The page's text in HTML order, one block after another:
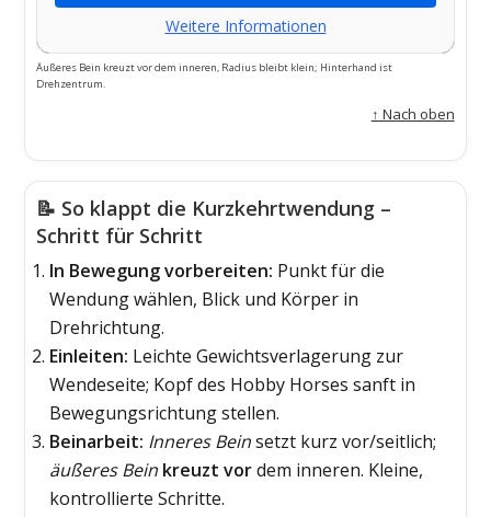
Weitere Informationen
Äußeres Bein kreuzt vor dem inneren, Radius bleibt klein; Hinterhand ist
Drehzentrum.
↑ Nach oben
📝 So klappt die Kurzkehrtwendung –
Schritt für Schritt
In Bewegung vorbereiten: Punkt für die
Wendung wählen, Blick und Körper in
Drehrichtung.
Einleiten: Leichte Gewichtsverlagerung zur
Wendeseite; Kopf des Hobby Horses sanft in
Bewegungsrichtung stellen.
Beinarbeit: Inneres Beinsetzt kurz vor/seitlich;
äußeres Bein kreuzt vordem inneren. Kleine,
kontrollierte Schritte.